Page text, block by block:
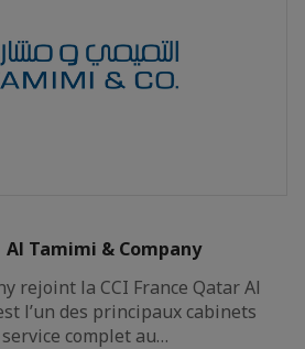
Tamimi & Company
rejoint la CCI France Qatar Al
l’un des principaux cabinets
service complet au…